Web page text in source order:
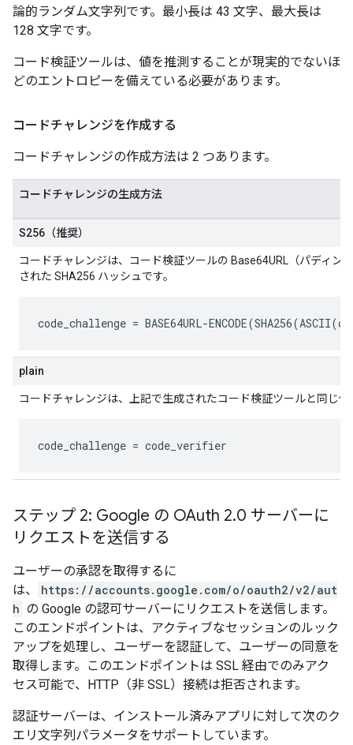
論的ランダム文字列です。最小長は 43 文字、最大長は
128 文字です。
コード検証ツールは、値を推測することが現実的でないほ
どのエントロピーを備えている必要があります。
コードチャレンジを作成する
コードチャレンジの作成方法は 2 つあります。
コードチャレンジの生成方法
S256（推奨）
コードチャレンジは、コード検証ツールの Base64URL（パディン
された SHA256 ハッシュです。
code_challenge = BASE64URL-ENCODE(SHA256(ASCII(
plain
コードチャレンジは、上記で生成されたコード検証ツールと同じ値
code_challenge = code_verifier
ステップ 2: Google の OAuth 2.0 サーバーに
リクエストを送信する
ユーザーの承認を取得するに
は、
https://accounts.google.com/o/oauth2/v2/aut
h の Google の認可サーバーにリクエストを送信します。
このエンドポイントは、アクティブなセッションのルック
アップを処理し、ユーザーを認証して、ユーザーの同意を
取得します。このエンドポイントは SSL 経由でのみアク
セス可能で、HTTP（非 SSL）接続は拒否されます。
認証サーバーは、インストール済みアプリに対して次のク
エリ文字列パラメータをサポートしています。